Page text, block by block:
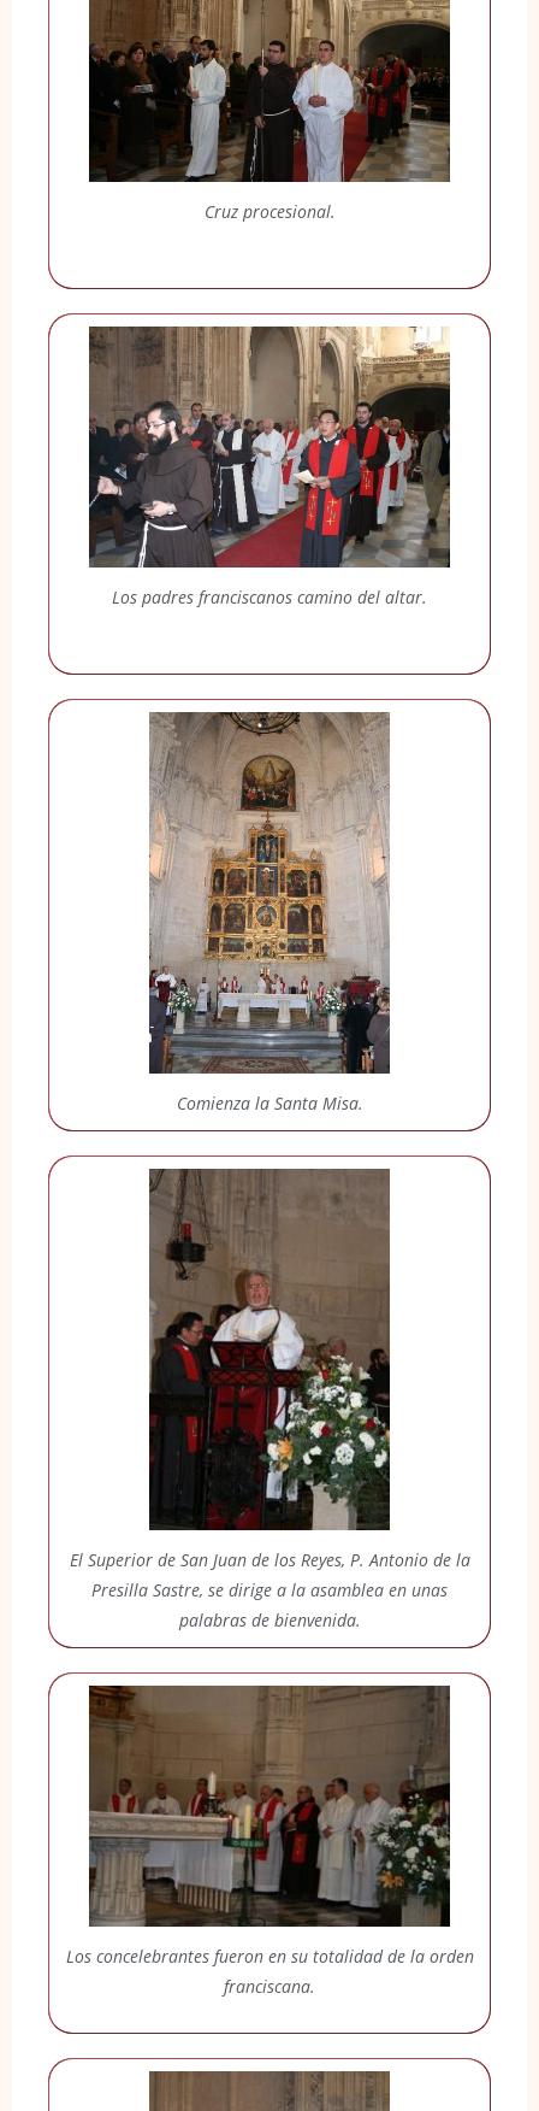
Cruz procesional.
Los padres franciscanos camino del altar.
Comienza la Santa Misa.
El Superior de San Juan de los Reyes, P. Antonio de la
Presilla Sastre, se dirige a la asamblea en unas
palabras de bienvenida.
Los concelebrantes fueron en su totalidad de la orden
franciscana.